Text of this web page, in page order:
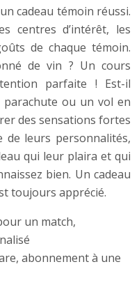
cadeau témoin réussi.
centres d’intérêt, les
de chaque témoin.
de vin ? Un cours
parfaite ! Est-il
ou un vol en
des sensations fortes
de leurs personnalités,
qui leur plaira et qui
bien. Un cadeau
toujours apprécié.
un match,
abonnement à une